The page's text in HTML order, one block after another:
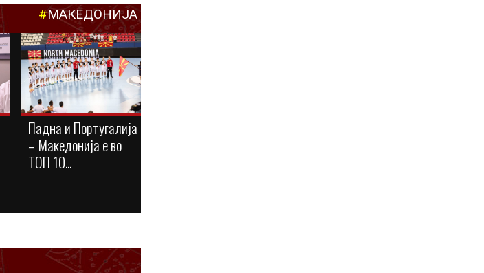
#МАКЕДОНИЈА
Падна и Португалија
– Македонија е во
ТОП 10...